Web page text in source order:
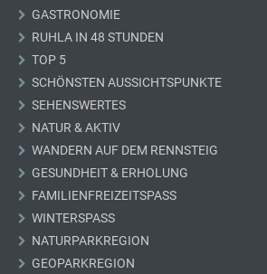
GASTRONOMIE
RUHLA IN 48 STUNDEN
TOP 5
SCHÖNSTEN AUSSICHTSPUNKTE
SEHENSWERTES
NATUR & AKTIV
WANDERN AUF DEM RENNSTEIG
GESUNDHEIT & ERHOLUNG
FAMILIENFREIZEITSPASS
WINTERSPASS
NATURPARKREGION
GEOPARKREGION